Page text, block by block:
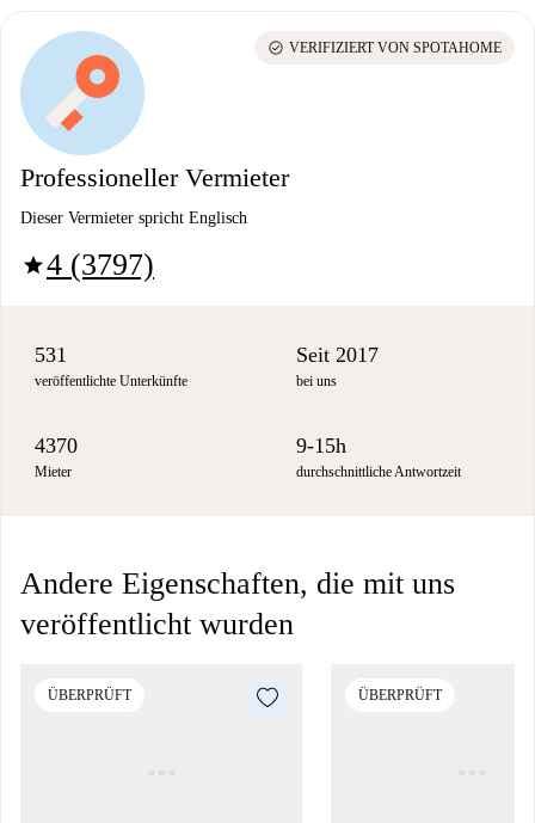
Professioneller Vermieter
Dieser Vermieter spricht Englisch
star4 (3797)
check_circle VERIFIZIERT VON SPOTAHOME
531
veröffentlichte Unterkünfte
Seit 2017
bei uns
4370
Mieter
9-15h
durchschnittliche Antwortzeit
Andere Eigenschaften, die mit uns
veröffentlicht wurden
ÜBERPRÜFT ÜBERPRÜFT